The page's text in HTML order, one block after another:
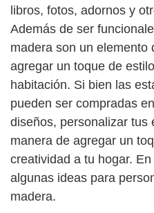
libros, fotos, adornos y
Además de ser
madera son un elemento
agregar un toque de
habitación. Si bien las
pueden ser compradas
diseños, personalizar tus
manera de agregar un
creatividad a tu hogar.
algunas ideas para
madera.